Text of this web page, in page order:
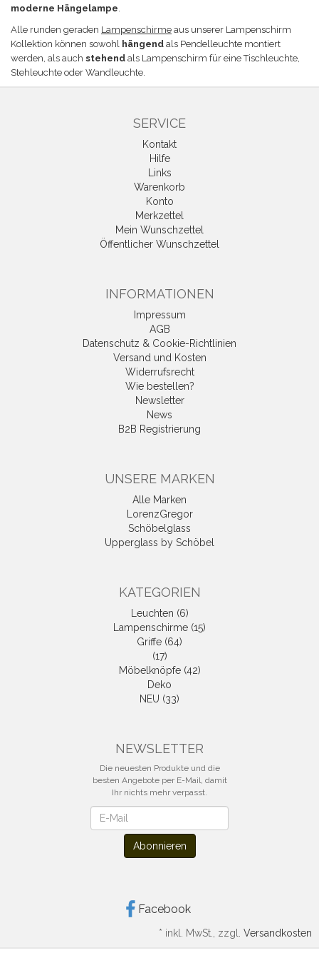
moderne Hängelampe.
Alle runden geraden Lampenschirme aus unserer Lampenschirm
Kollektion können sowohl hängend als Pendelleuchte montiert
werden, als auch stehend als Lampenschirm für eine Tischleuchte,
Stehleuchte oder Wandleuchte.
SERVICE
Kontakt
Hilfe
Links
Warenkorb
Konto
Merkzettel
Mein Wunschzettel
Öffentlicher Wunschzettel
INFORMATIONEN
Impressum
AGB
Datenschutz & Cookie-Richtlinien
Versand und Kosten
Widerrufsrecht
Wie bestellen?
Newsletter
News
B2B Registrierung
UNSERE MARKEN
Alle Marken
LorenzGregor
Schöbelglass
Upperglass by Schöbel
KATEGORIEN
Leuchten (6)
Lampenschirme (15)
Griffe (64)
(17)
Möbelknöpfe (42)
Deko
NEU (33)
NEWSLETTER
Die neuesten Produkte und die
besten Angebote per E-Mail, damit
Ihr nichts mehr verpasst.
Abonnieren
Facebook
* inkl. MwSt., zzgl. Versandkosten